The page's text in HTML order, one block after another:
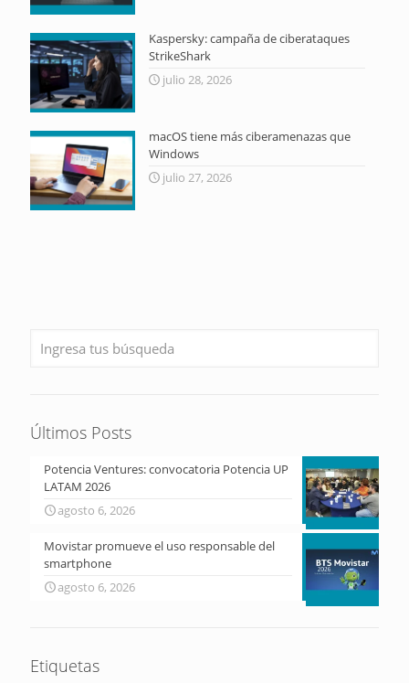
Kaspersky: campaña de ciberataques
StrikeShark
julio 28, 2026
macOS tiene más ciberamenazas que
Windows
julio 27, 2026
Últimos Posts
Potencia Ventures: convocatoria Potencia UP
LATAM 2026
agosto 6, 2026
Movistar promueve el uso responsable del
smartphone
agosto 6, 2026
Etiquetas